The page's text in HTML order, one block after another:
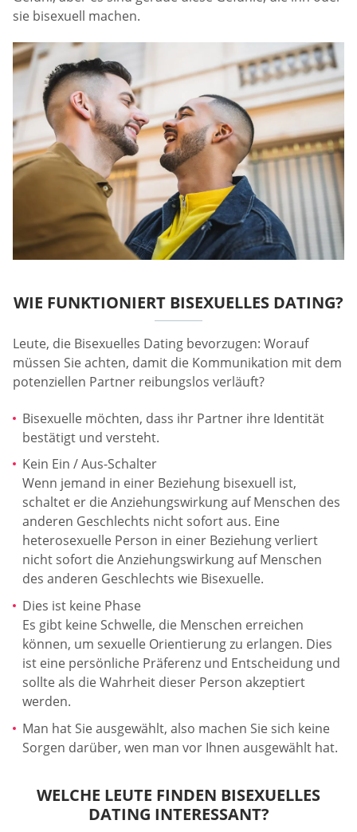
sie bisexuell machen.
WIE FUNKTIONIERT BISEXUELLES DATING?
Leute, die Bisexuelles Dating bevorzugen: Worauf
müssen Sie achten, damit die Kommunikation mit dem
potenziellen Partner reibungslos verläuft?
Bisexuelle möchten, dass ihr Partner ihre Identität
bestätigt und versteht.
Kein Ein / Aus-Schalter
Wenn jemand in einer Beziehung bisexuell ist,
schaltet er die Anziehungswirkung auf Menschen des
anderen Geschlechts nicht sofort aus. Eine
heterosexuelle Person in einer Beziehung verliert
nicht sofort die Anziehungswirkung auf Menschen
des anderen Geschlechts wie Bisexuelle.
Dies ist keine Phase
Es gibt keine Schwelle, die Menschen erreichen
können, um sexuelle Orientierung zu erlangen. Dies
ist eine persönliche Präferenz und Entscheidung und
sollte als die Wahrheit dieser Person akzeptiert
werden.
Man hat Sie ausgewählt, also machen Sie sich keine
Sorgen darüber, wen man vor Ihnen ausgewählt hat.
WELCHE LEUTE FINDEN BISEXUELLES
DATING INTERESSANT?